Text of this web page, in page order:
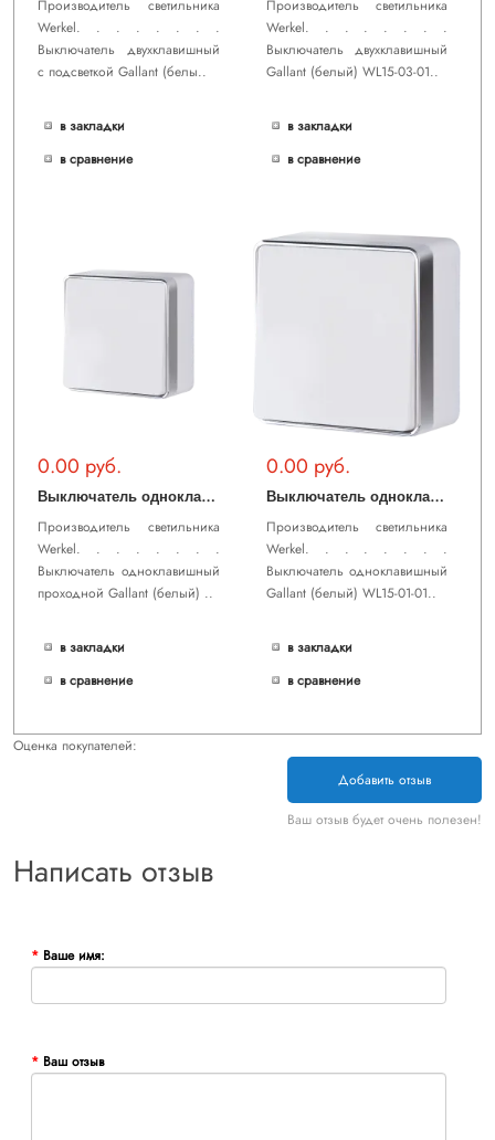
Производитель светильника
Werkel. . . . . . . .
Выключатель двухклавишный
с подсветкой Gallant (белы..
в закладки
в сравнение
Производитель светильника
Werkel. . . . . . . .
Выключатель двухклавишный
Gallant (белый) WL15-03-01..
в закладки
в сравнение
0.00 руб.
В
ыключатель одноклавишный проходной Gallant (белый) WL15-01-03
Производитель светильника
Werkel. . . . . . . .
Выключатель одноклавишный
проходной Gallant (белый) ..
в закладки
в сравнение
0.00 руб.
В
ыключатель одноклавишный Gallant (белый) WL15-01-01
Производитель светильника
Werkel. . . . . . . .
Выключатель одноклавишный
Gallant (белый) WL15-01-01..
в закладки
в сравнение
Оценка покупателей:
Добавить отзыв
Ваш отзыв будет очень полезен!
Написать отзыв
Ваше имя:
Ваш отзыв